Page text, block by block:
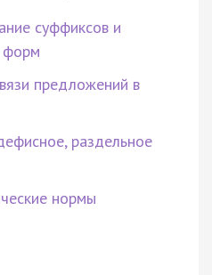
суффиксов и
форм
предложений в
раздельное
нормы